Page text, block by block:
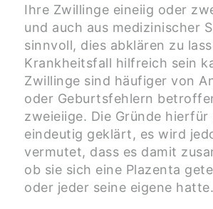
Ihre Zwillinge eineiig oder
und auch aus medizinischer
sinnvoll, dies abklären zu
Krankheitsfall hilfreich sein
Zwillinge sind häufiger von
oder Geburtsfehlern
zweieiige. Die Gründe
eindeutig geklärt, es wird
vermutet, dass es damit
ob sie sich eine Plazenta
oder jeder seine eigene hatte.